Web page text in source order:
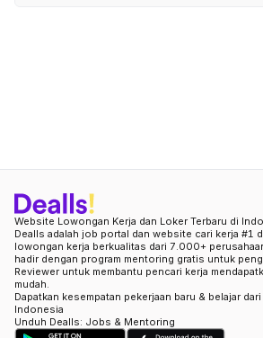
Website Lowongan Kerja dan Loker Terbaru di
Dealls adalah job portal dan website cari kerja #1
lowongan kerja berkualitas dari 7.000+
hadir dengan program mentoring gratis untuk
Reviewer untuk membantu pencari kerja
mudah.
Dapatkan kesempatan pekerjaan baru & belajar
Indonesia
Unduh Dealls: Jobs & Mentoring